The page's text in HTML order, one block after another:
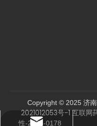
Copyright © 2025 济
2021012053号-1 互联网
性-